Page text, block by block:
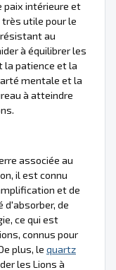
paix intérieure et
très utile pour le
au
à équilibrer les
la patience et la
mentale et la
à atteindre
associée au
il est connu
et de
d'absorber, de
ce qui est
connus pour
plus, le quartz
les Lions à